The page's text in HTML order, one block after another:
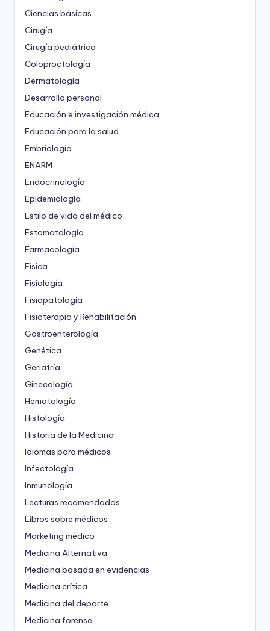
Ciencias básicas
Cirugía
Cirugía pediátrica
Coloproctología
Dermatología
Desarrollo personal
Educación e investigación médica
Educación para la salud
Embriología
ENARM
Endocrinología
Epidemiología
Estilo de vida del médico
Estomatología
Farmacología
Física
Fisiología
Fisiopatología
Fisioterapia y Rehabilitación
Gastroenterología
Genética
Geriatría
Ginecología
Hematología
Histología
Historia de la Medicina
Idiomas para médicos
Infectología
Inmunología
Lecturas recomendadas
Libros sobre médicos
Marketing médico
Medicina Alternativa
Medicina basada en evidencias
Medicina crítica
Medicina del deporte
Medicina forense